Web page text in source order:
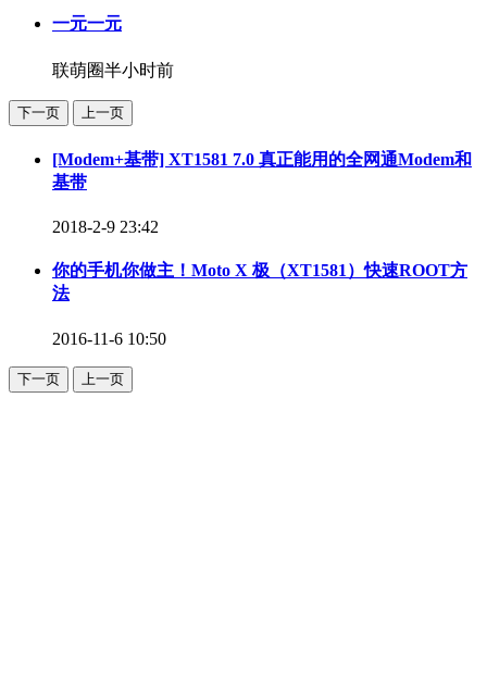
一元一元
联萌圈半小时前
下一页 上一页
[Modem+基带] XT1581 7.0 真正能用的全网通Modem和
基带
2018-2-9 23:42
你的手机你做主！Moto X 极（XT1581）快速ROOT方
法
2016-11-6 10:50
下一页 上一页